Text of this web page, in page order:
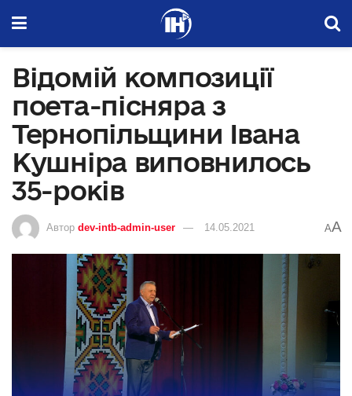
Відомій композиції
поета-пісняра з
Тернопільщини Івана
Кушніра виповнилось
35-років
Автор dev-intb-admin-user 14.05.2021 AA